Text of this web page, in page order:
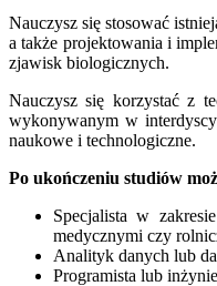
Nauczysz się stosować
a także projektowania i
zjawisk biologicznych.
Nauczysz się korzystać z
wykonywanym w
naukowe i technologiczne.
Po ukończeniu studiów
Specjalista w
medycznymi czy
Analityk danych lub
Programista lub